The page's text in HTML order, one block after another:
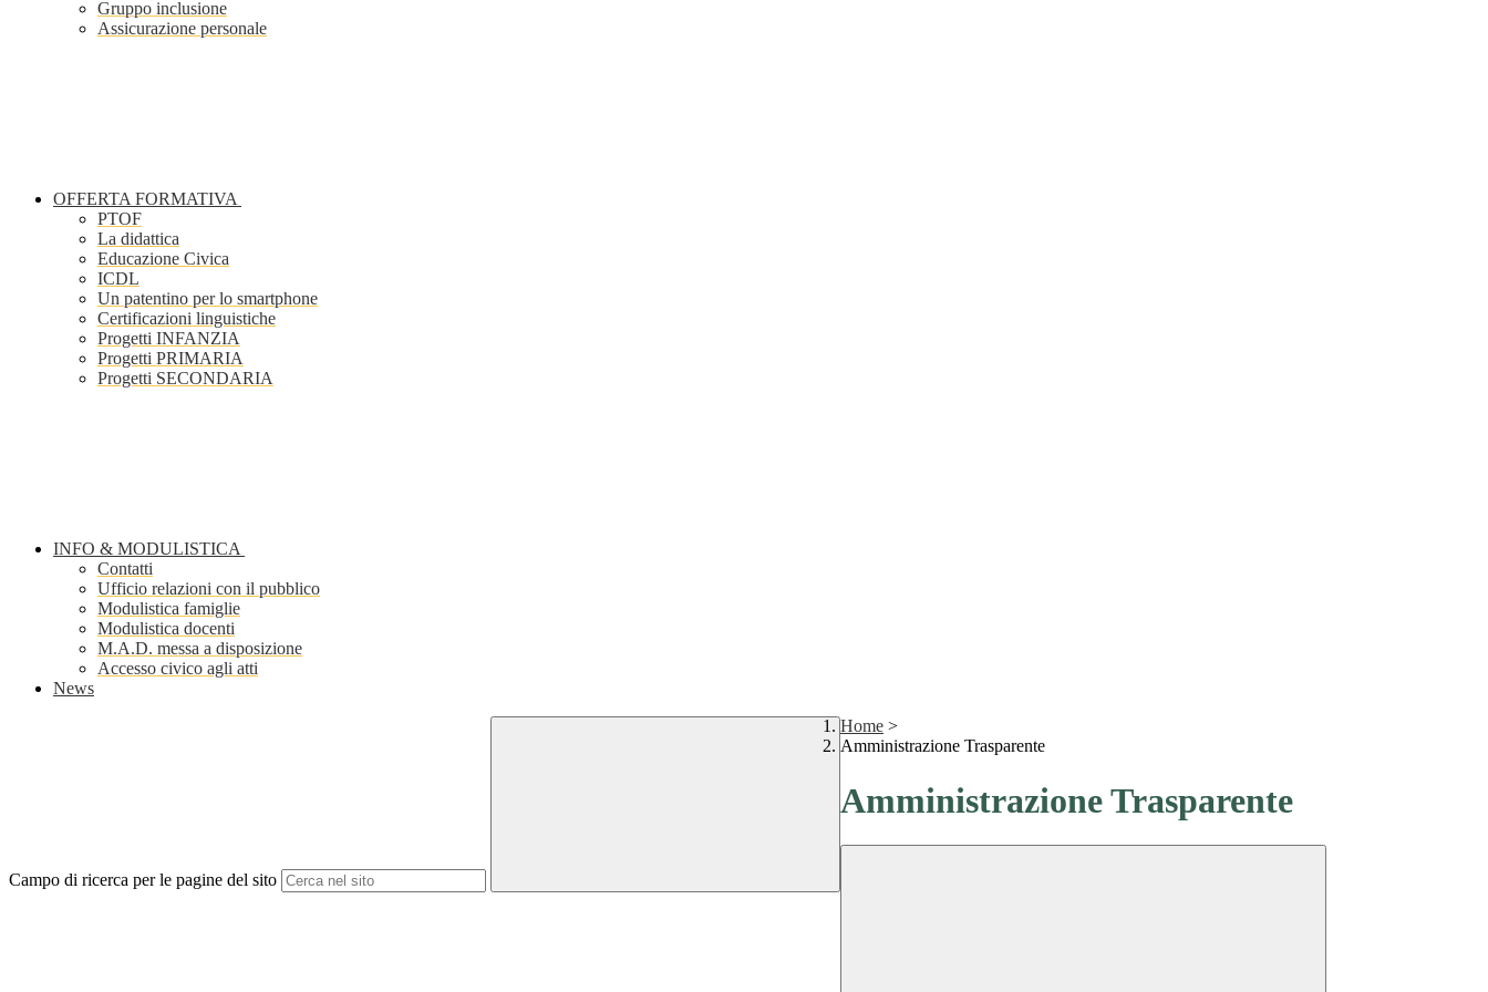
Gruppo inclusione
Assicurazione personale
OFFERTA FORMATIVA
PTOF
La didattica
Educazione Civica
ICDL
Un patentino per lo smartphone
Certificazioni linguistiche
Progetti INFANZIA
Progetti PRIMARIA
Progetti SECONDARIA
INFO & MODULISTICA
Contatti
Ufficio relazioni con il pubblico
Modulistica famiglie
Modulistica docenti
M.A.D. messa a disposizione
Accesso civico agli atti
News
Campo di ricerca per le pagine del sito
Home >
Amministrazione Trasparente
Amministrazione Trasparente